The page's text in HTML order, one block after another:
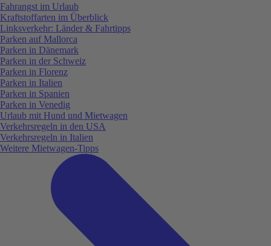
Fahrangst im Urlaub
Kraftstoffarten im Überblick
Linksverkehr: Länder & Fahrtipps
Parken auf Mallorca
Parken in Dänemark
Parken in der Schweiz
Parken in Florenz
Parken in Italien
Parken in Spanien
Parken in Venedig
Urlaub mit Hund und Mietwagen
Verkehrsregeln in den USA
Verkehrsregeln in Italien
Weitere Mietwagen-Tipps